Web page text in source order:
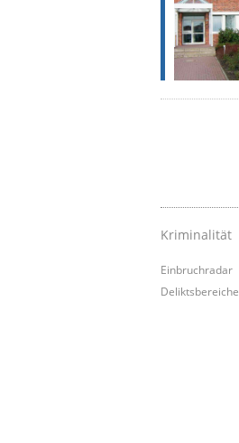
Kriminalität
Einbruchradar
Deliktsbereiche